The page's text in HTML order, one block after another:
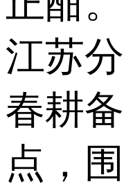
江苏
春耕
点，